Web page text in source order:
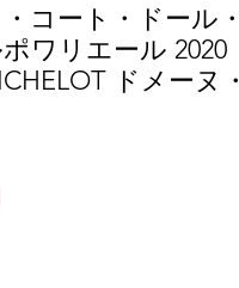
コート・ドール・
ワリエール 2020
ドメーヌ・